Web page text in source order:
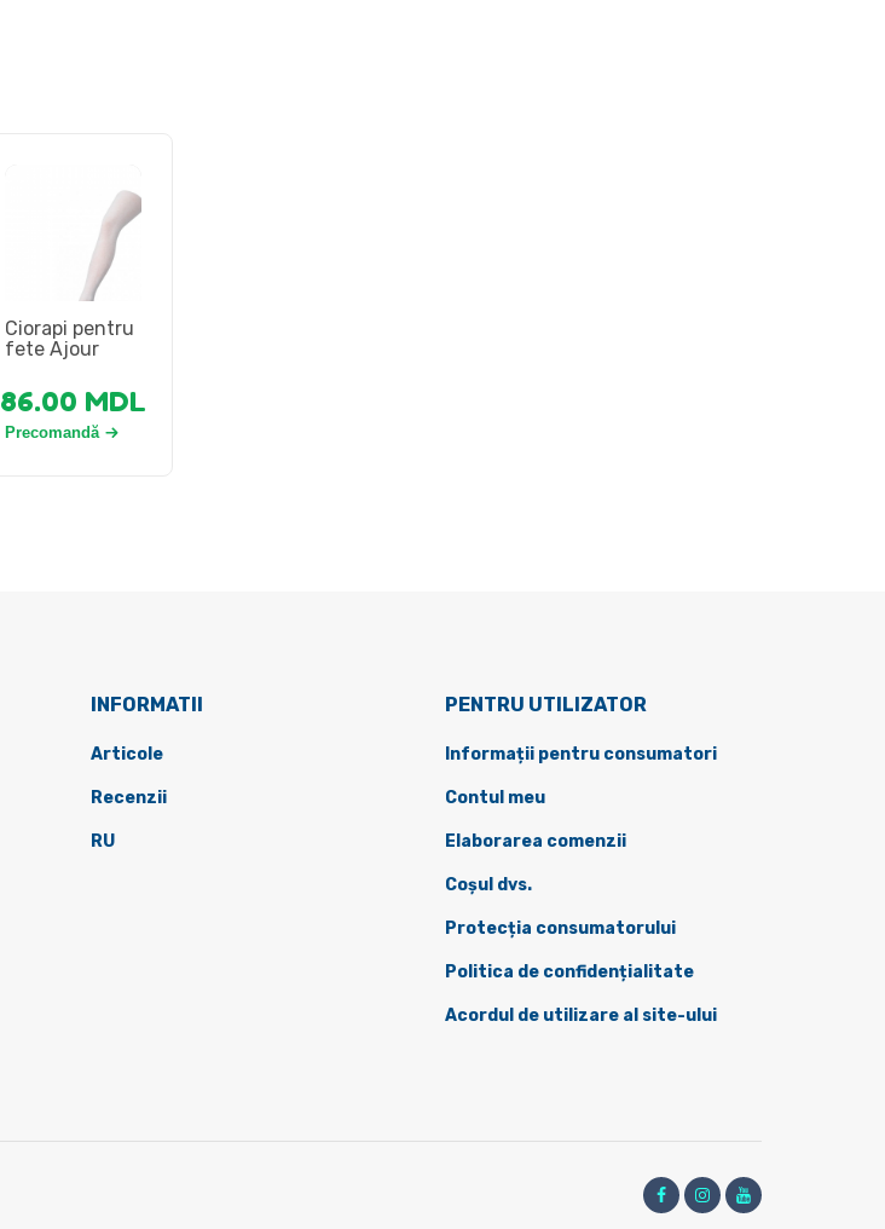
Ciorapi pentru
fete Ajour
86.00 MDL
Precomandă
INFORMATII
Articole
Recenzii
RU
PENTRU UTILIZATOR
Informații pentru consumatori
Contul meu
Elaborarea comenzii
Coșul dvs.
Protecția consumatorului
Politica de confidențialitate
Acordul de utilizare al site-ului